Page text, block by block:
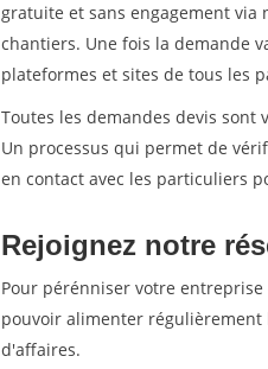
gratuite et sans engagement
chantiers. Une fois la demande
plateformes et sites de tous les
Toutes les demandes devis sont
Un processus qui permet de
en contact avec les particuliers
Rejoignez notre
Pour pérénniser votre
pouvoir alimenter
d'affaires.